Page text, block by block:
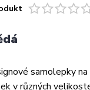
samolepky
v různých